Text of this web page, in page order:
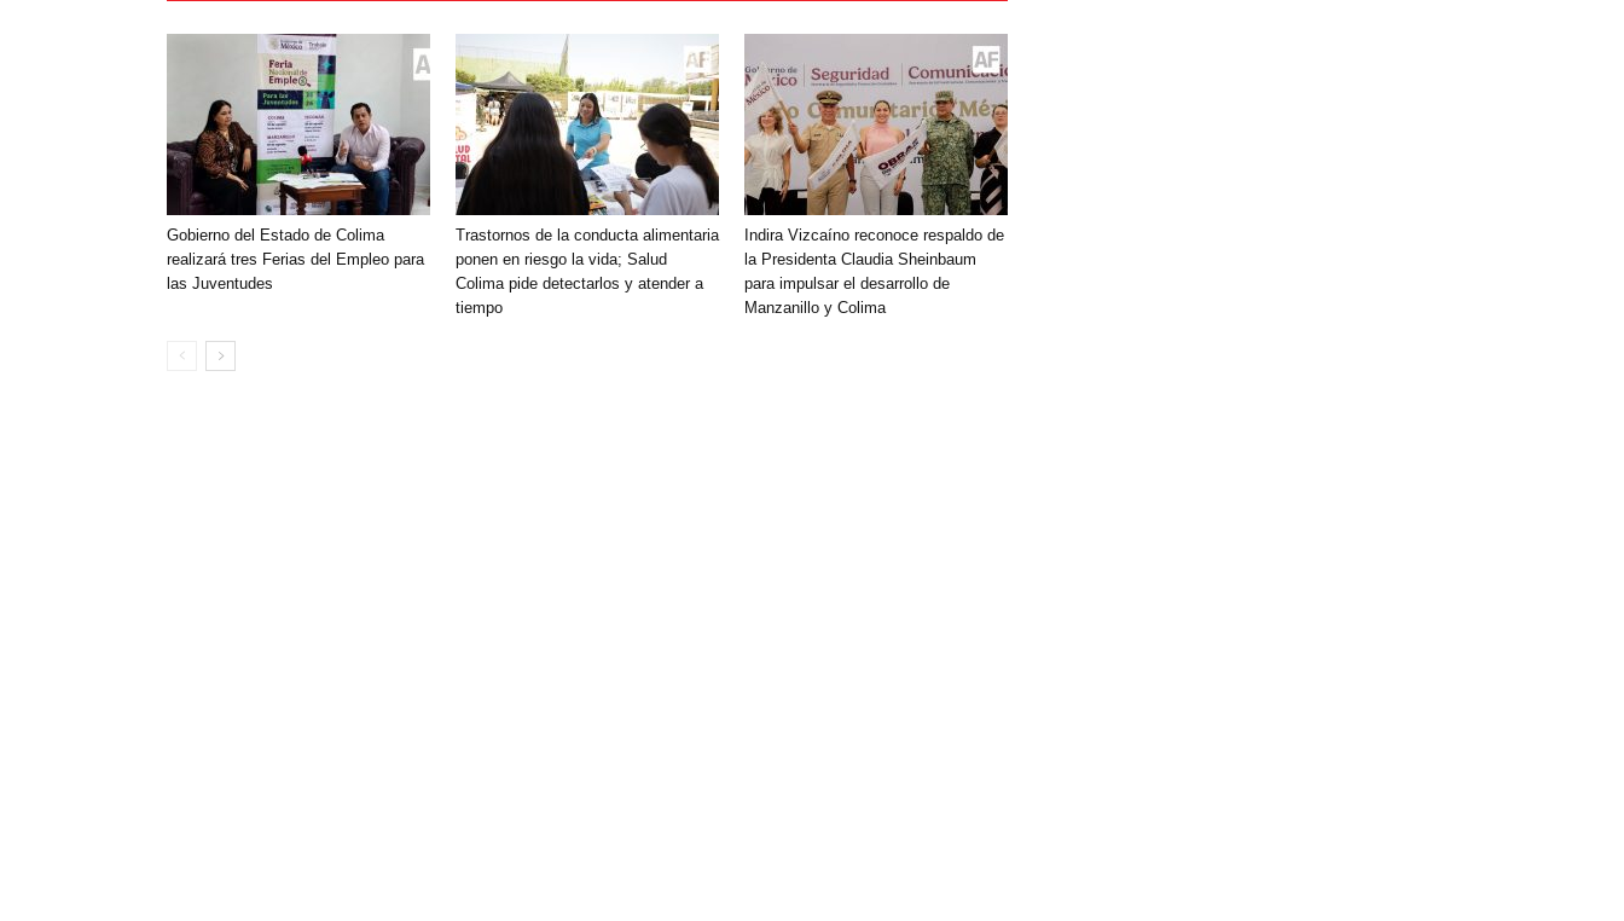
Gobierno del Estado de Colima
realizará tres Ferias del Empleo para
las Juventudes
Trastornos de la conducta alimentaria
ponen en riesgo la vida; Salud
Colima pide detectarlos y atender a
tiempo
Indira Vizcaíno reconoce respaldo de
la Presidenta Claudia Sheinbaum
para impulsar el desarrollo de
Manzanillo y Colima